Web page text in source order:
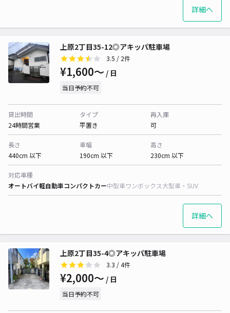
詳細へ
上原2丁目35-12◎アキッパ駐車場
3.5 / 2件
¥1,600〜 / 日
当日予約不可
貸出時間
24時間営業
タイプ
平置き
再入庫
可
長さ
440cm 以下
車幅
190cm 以下
高さ
230cm 以下
対応車種
オートバイ軽自動車コンパクトカー中型車ワンボックス大型車・SUV
詳細へ
上原2丁目35-4◎アキッパ駐車場
3.3 / 4件
¥2,000〜 / 日
当日予約不可